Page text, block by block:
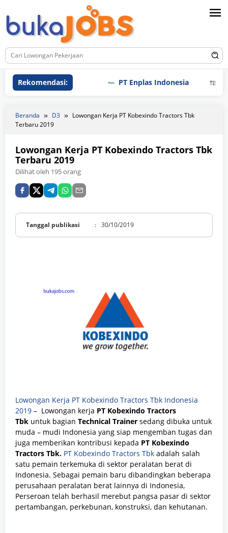
ke
konten
Rekomendasi: PT Enplas Indonesia PT
Beranda D3
Lowongan Kerja PT Kobexindo Tractors Tbk
Terbaru 2019
Lowongan Kerja PT Kobexindo Tractors Tbk
Terbaru 2019
Dilihat oleh 195 orang
Tanggal publikasi : 30/10/2019
Lowongan Kerja PT Kobexindo Tractors Tbk Indonesia
2019 – Lowongan kerja PT Kobexindo Tractors
Tbk untuk bagian Technical Trainer sedang dibuka untuk
muda – mudi Indonesia yang siap mengemban tugas dan
juga memberikan kontribusi kepada PT Kobexindo
Tractors Tbk. PT Kobexindo Tractors Tbk adalah salah
satu pemain terkemuka di sektor peralatan berat di
Indonesia. Sebagai pemain baru dibandingkan beberapa
perusahaan peralatan berat lainnya di Indonesia,
Perseroan telah berhasil merebut pangsa pasar di sektor
pertambangan, perkebunan, konstruksi, dan kehutanan.